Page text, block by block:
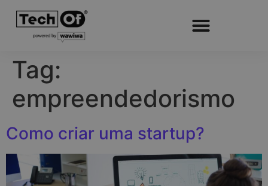
Tag:
empreendedorismo
Como criar uma startup?